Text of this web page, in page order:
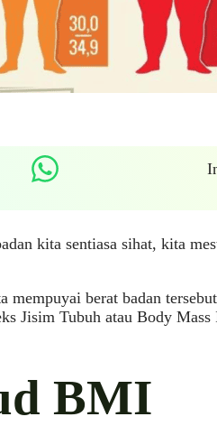
kita sentiasa sihat, kita
mempuyai berat badan
Jisim Tubuh atau Body
BMI